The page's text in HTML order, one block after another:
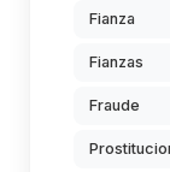
Fianza
Fianzas
Fraude